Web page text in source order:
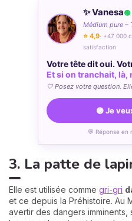
✨ Vanesa🟢
Médium pure –
⭐ 4,9· +47 000
satisfaction
Votre tête dit oui.
Et si on tranchait, là,
🤍 Posez votre question.
🟣 Je
💬 Réponse en
3. La patte de
Elle est utilisée comme gri-gri
et ce depuis la Préhistoire. Au
avertir des dangers